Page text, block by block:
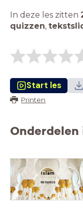
In deze les zitten
quizzen,
Start les
Printen
Onderdelen
Islam
de basics